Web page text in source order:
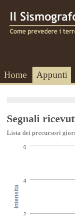
Home Appunti
Segnali
Lista dei precursori
Intensita
2
4
6